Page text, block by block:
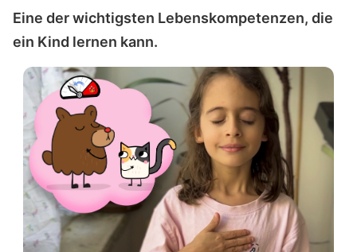
Eine der wichtigsten Lebenskompetenzen, die
ein Kind lernen kann.